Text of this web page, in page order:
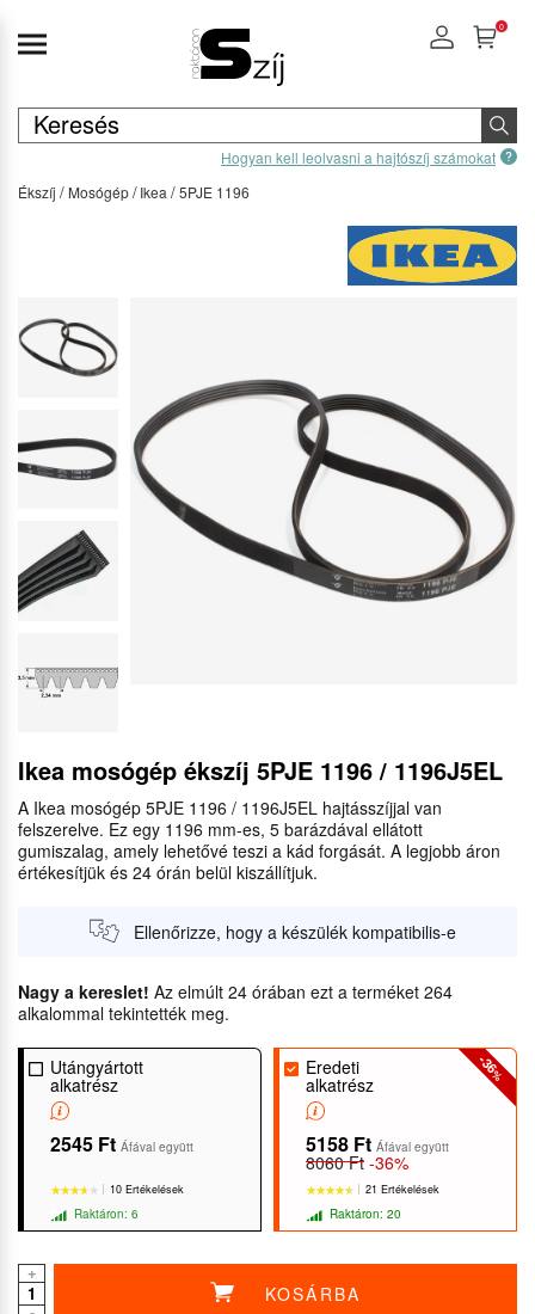
Hogyan kell leolvasni a hajtószíj számokat
0
Ékszíj Mosógép Ikea 5PJE 1196
Ikea mosógép ékszíj 5PJE 1196 / 1196J5EL
A Ikea mosógép 5PJE 1196 / 1196J5EL hajtásszíjjal van
felszerelve. Ez egy 1196 mm-es, 5 barázdával ellátott
gumiszalag, amely lehetővé teszi a kád forgását. A legjobb áron
értékesítjük és 24 órán belül kiszállítjuk.
Ellenőrizze, hogy a készülék kompatibilis-e
Nagy a kereslet! Az elmúlt 24 órában ezt a terméket 264
alkalommal tekintették meg.
Utángyártott
alkatrész
2545 Ft Áfával együtt
10 Ertékelések
Raktáron: 6
-36
%
Eredeti
alkatrész
5158 Ft Áfával együtt
8060 Ft -36%
21 Ertékelések
Raktáron: 20
+
KOSÁRBA